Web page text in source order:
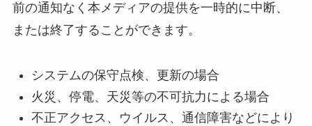
前の通知なく本メディアの提供を一時的に中断、
または終了することができます。
システムの保守点検、更新の場合
火災、停電、天災等の不可抗力による場合
不正アクセス、ウイルス、通信障害などにより